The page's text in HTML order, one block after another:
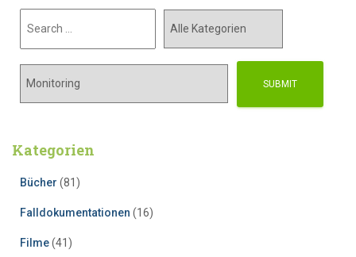
Kategorien
Bücher (81)
Falldokumentationen (16)
Filme(41)